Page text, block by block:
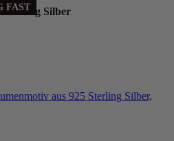
Sterling Silber
FAST